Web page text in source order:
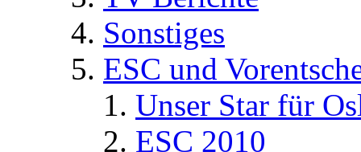
Sonstiges
ESC und
Unser Star für
ESC 2010